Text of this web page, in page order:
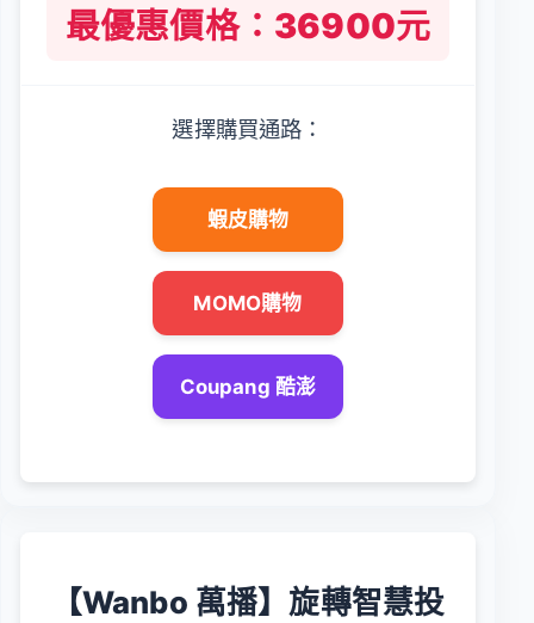
最優惠價格：36900元
選擇購買通路：
蝦皮購物
MOMO購物
Coupang 酷澎
【Wanbo 萬播】旋轉智慧投